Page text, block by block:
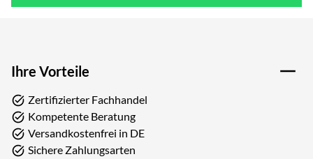
Ihre Vorteile
Zertifizierter Fachhandel
Kompetente Beratung
Versandkostenfrei in DE
Sichere Zahlungsarten